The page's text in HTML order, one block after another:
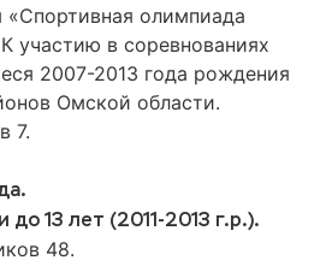
олимпиада
участию в соревнованиях
2007-2013 года рождения
Омской области.
7.
до 13 лет (2011-2013 г.р.).
48.